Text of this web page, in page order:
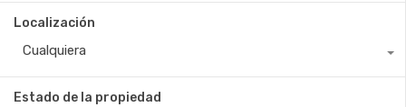
Localización
Cualquiera
Estado de la propiedad